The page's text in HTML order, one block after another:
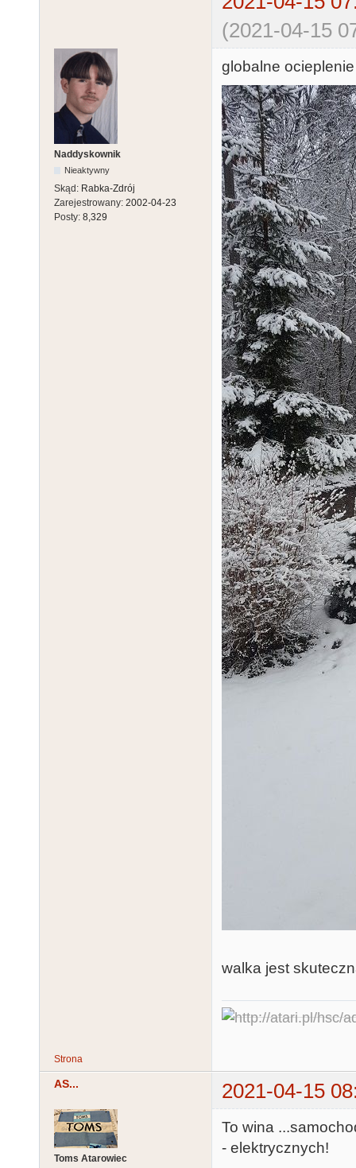
(2021-04-15
Naddyskownik
Nieaktywny
Skąd: Rabka-Zdrój
Zarejestrowany: 2002-04-23
Posty: 8,329
globalne
walka jest
Strona
AS... 2021-04-15
Toms Atarowiec
To wina
- elektrycznych!